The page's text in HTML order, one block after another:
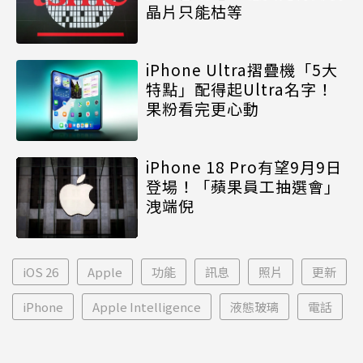
晶片只能枯等
iPhone Ultra摺疊機「5大
特點」配得起Ultra名字！
果粉看完更心動
iPhone 18 Pro有望9月9日
登場！「蘋果員工抽選會」
洩端倪
iOS 26 Apple 功能 訊息 照片 更新
iPhone Apple Intelligence 液態玻璃 電話